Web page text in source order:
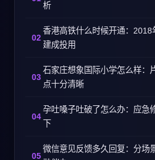
析
香港高铁什么时候开通：
建成投用
石家庄想象国际小学怎么样：
点十分清晰
孕吐嗓子吐破了怎么办：应急
下
微信意见反馈多久回复：分场